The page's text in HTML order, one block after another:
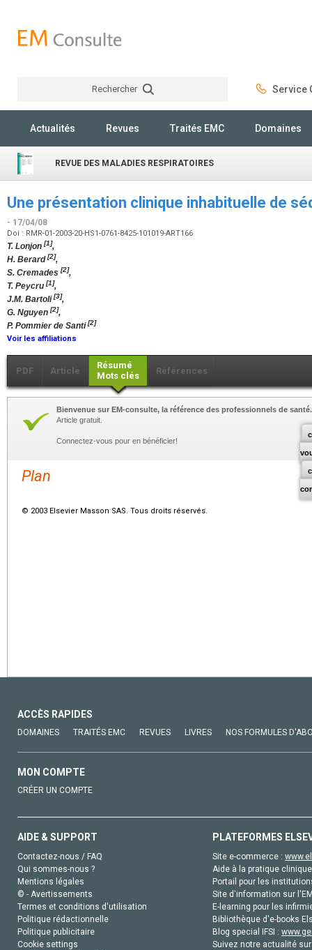
Rechercher Service
Actualités Revues Traités EMC Domaines
REVUE DES MALADIES RESPIRATOIRES
Une présentation clinique inhabituelle de
- 17/04/08
Doi : RMR-01-2003-20-HS1-0761-8425-101019-ART166
T. Lonjon [1],
H. Berard[2],
S. Cremades [2],
T. Peycru [1],
J.M. Bartoli[3],
G. Nguyen [2],
P. Pommier de Santi[2]
Voir les affiliations
PDF Article
Résumé
Mots clés
Références
Bienvenue sur EM-consulte, la référence des professionnels de santé.
Article gratuit.
Connectez-vous pour en bénéficier!
Plan
© 2003 Elsevier Masson SAS. Tous droits réservés.
ACCÈS RAPIDES
DOMAINES TRAITÉS EMC REVUES LIVRES NOS FORMULES
MON COMPTE
CRÉER UN COMPTE
AIDE & SUPPORT
Contactez-nous / FAQ
Qui sommes-nous ?
Mentions légales
© - Avertissements
Termes et conditions d'utilisation
Politique rédactionnelle
Politique publicitaire
Cookie settings
PLATEFORMES
Site e-commerce :
Aide à la pratique
Portail pour les
Site d'information sur
E-learning pour les
Bibliothèque d'e-books
Blog special IFSI :
Suivez notre actualité